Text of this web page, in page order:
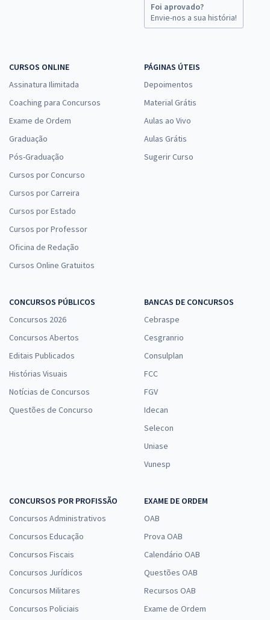
Foi aprovado?
Envie-nos a sua história!
CURSOS ONLINE
Assinatura Ilimitada
Coaching para Concursos
Exame de Ordem
Graduação
Pós-Graduação
Cursos por Concurso
Cursos por Carreira
Cursos por Estado
Cursos por Professor
Oficina de Redação
Cursos Online Gratuitos
PÁGINAS ÚTEIS
Depoimentos
Material Grátis
Aulas ao Vivo
Aulas Grátis
Sugerir Curso
CONCURSOS PÚBLICOS
Concursos 2026
Concursos Abertos
Editais Publicados
Histórias Visuais
Notícias de Concursos
Questões de Concurso
BANCAS DE CONCURSOS
Cebraspe
Cesgranrio
Consulplan
FCC
FGV
Idecan
Selecon
Uniase
Vunesp
CONCURSOS POR PROFISSÃO
Concursos Administrativos
Concursos Educação
Concursos Fiscais
Concursos Jurídicos
Concursos Militares
Concursos Policiais
EXAME DE ORDEM
OAB
Prova OAB
Calendário OAB
Questões OAB
Recursos OAB
Exame de Ordem